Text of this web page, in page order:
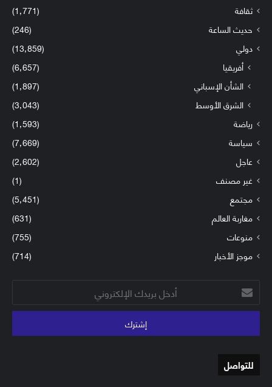
ثقافة
(1٬771)
حديث الساعة
(246)
دولي
(13٬859)
أفريقيا
(6٬657)
الشأن الإسباني
(1٬897)
الشرق الأوسط
(3٬043)
رياضة
(1٬593)
سياسة
(7٬669)
عاجل
(2٬602)
غير مصنف
(1)
مجتمع
(5٬451)
مغاربة العالم
(631)
منوعات
(755)
موجز الأخبار
(714)
أدخل
بريدك
الإلكتروني
للتواصل